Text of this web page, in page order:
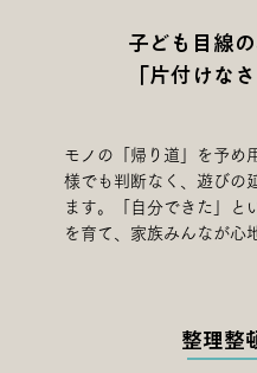
子ども目線
「片付けな
モノの「帰り道」を予め
様でも判断なく、遊びの
ます。「自分できた」と
を育て、家族みんなが心
整理整